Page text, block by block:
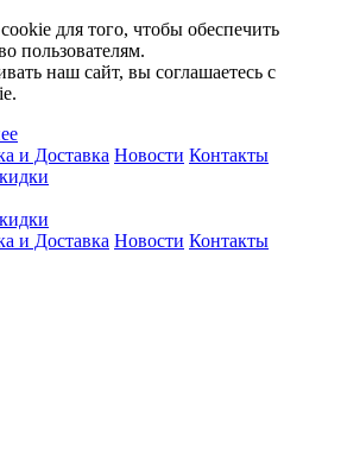
для того, чтобы обеспечить
пользователям.
наш сайт, вы соглашаетесь с
и Доставка Новости Контакты
и Доставка Новости Контакты